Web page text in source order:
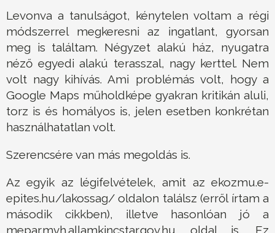
Levonva a tanulságot, kénytelen voltam a régi
módszerrel megkeresni az ingatlant, gyorsan
meg is találtam. Négyzet alakú ház, nyugatra
néző egyedi alakú terasszal, nagy kerttel. Nem
volt nagy kihívás. Ami problémás volt, hogy a
Google Maps műholdképe gyakran kritikán aluli,
torz is és homályos is, jelen esetben konkrétan
használhatatlan volt.
Szerencsére van más megoldás is.
Az egyik az légifelvételek, amit az ekozmu.e-
epites.hu/lakossag/ oldalon találsz (erről írtam a
második cikkben), illetve hasonlóan jó a
mepar.mvh.allamkincstar.gov.hu oldal is. Ez